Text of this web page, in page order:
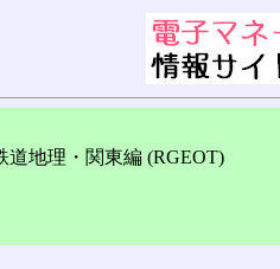
地理・関東編 (RGEOT)